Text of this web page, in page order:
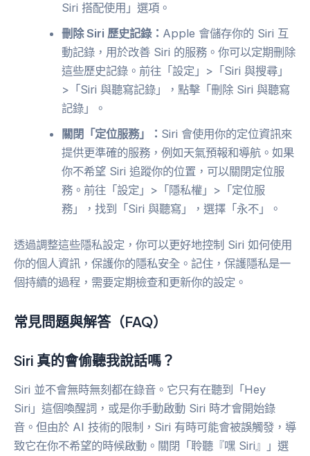
Siri 搭配使用」選項。
刪除 Siri 歷史記錄： Apple 會儲存你的 Siri 互
動記錄，用於改善 Siri 的服務。你可以定期刪除
這些歷史記錄。前往「設定」>「Siri 與搜尋」
>「Siri 與聽寫記錄」，點擊「刪除 Siri 與聽寫
記錄」。
關閉「定位服務」： Siri 會使用你的定位資訊來
提供更準確的服務，例如天氣預報和導航。如果
你不希望 Siri 追蹤你的位置，可以關閉定位服
務。前往「設定」>「隱私權」>「定位服
務」，找到「Siri 與聽寫」，選擇「永不」。
透過調整這些隱私設定，你可以更好地控制 Siri 如何使用
你的個人資訊，保護你的隱私安全。記住，保護隱私是一
個持續的過程，需要定期檢查和更新你的設定。
常見問題與解答（FAQ）
Siri 真的會偷聽我說話嗎？
Siri 並不會無時無刻都在錄音。它只有在聽到「Hey
Siri」這個喚醒詞，或是你手動啟動 Siri 時才會開始錄
音。但由於 AI 技術的限制，Siri 有時可能會被誤觸發，導
致它在你不希望的時候啟動。關閉「聆聽『嘿 Siri』」選